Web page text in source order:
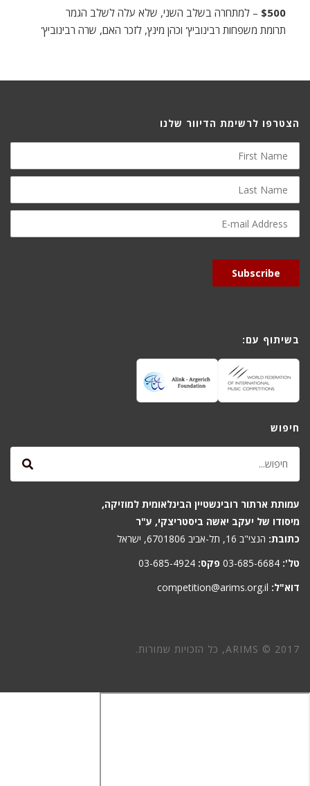
$500 – למתחרה בשלב השני, שלא עלה לשלב הגמר
תרומת משפחות רבינוביץ' וכהן מינץ, לזכר האם, שרה רבינוביץ'
הצטרפו לרשימת הדיוור שלנו
First
Name
Last
Name
E-
mail
Subscribe
בשיתוף עם:
חיפוש
עמותת ארתור רובינשטיין הבינלאומית למוזיקה,
מיסודו של יעקב יאשה ביסטריצקי, ע"ר
כתובת: הנצי"ב 16, תל-אביב 6701806, ישראל
טל': 03-685-6684 פקס: 03-685-4924
דוא"ל: competition@arims.org.il
ARIMS © 2017, כל הזכויות שמורות.